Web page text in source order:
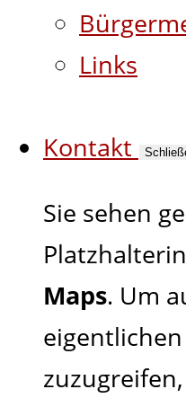
Links
Kontakt
Sie sehen
Maps. Um